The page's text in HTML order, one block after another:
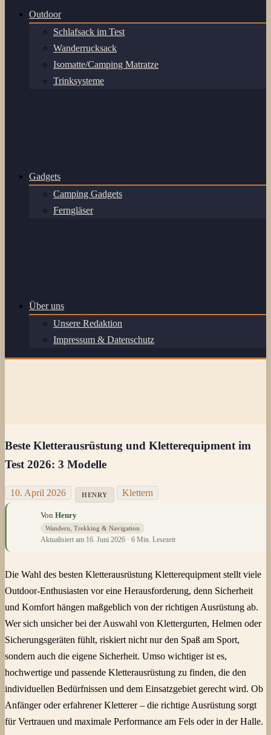
Outdoor
Schlafsack im Test
Wanderrucksack
Isomatte/Camping Matratze
Trinksysteme
Gadgets
Camping Gadgets
Ferngläser
Über uns
Unsere Redaktion
Impressum & Datenschutz
Beste Kletterausrüstung und Kletterequipment im
Test 2026: 3 Modelle
10. April 2026 HENRY Klettern
Von Henry
Wandern, Trekking & Navigation
Aktualisiert am 16. Juni 2026 · 6 Min. Lesezeit
Die Wahl des besten Kletterausrüstung Kletterequipment stellt viele
Outdoor-Enthusiasten vor eine Herausforderung, denn Sicherheit
und Komfort hängen maßgeblich von der richtigen Ausrüstung ab.
Wer sich unsicher bei der Auswahl von Klettergurten, Helmen oder
Sicherungsgeräten fühlt, riskiert nicht nur den Spaß am Sport,
sondern auch die eigene Sicherheit. Umso wichtiger ist es,
hochwertige und passende Kletterausrüstung zu finden, die den
individuellen Bedürfnissen und dem Einsatzgebiet gerecht wird. Ob
Anfänger oder erfahrener Kletterer – die richtige Ausrüstung sorgt
für Vertrauen und maximale Performance am Fels oder in der Halle.